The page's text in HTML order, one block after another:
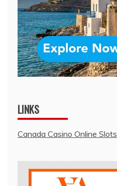
LINKS
Canada Casino Online Slots